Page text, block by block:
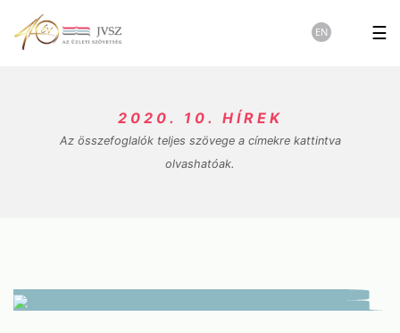
☰
EN
2020. 10. HÍREK
Az összefoglalók teljes szövege a címekre kattintva
olvashatóak.